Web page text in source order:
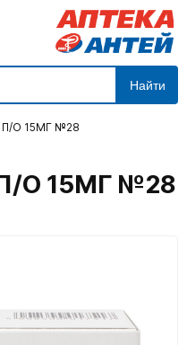
Найти
П/О 15МГ №28
О 15МГ №28